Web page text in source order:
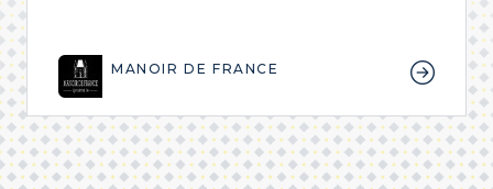
MANOIR DE FRANCE